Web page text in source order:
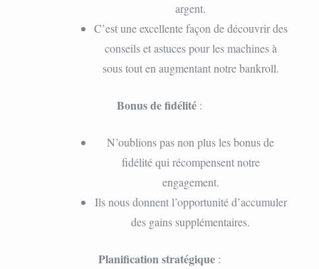
argent.
C’est une excellente façon de découvrir des
conseils et astuces pour les machines à
sous tout en augmentant notre bankroll.
Bonus de fidélité:
N’oublions pas non plus les bonus de
fidélité qui récompensent notre
engagement.
Ils nous donnent l’opportunité d’accumuler
des gains supplémentaires.
Planification stratégique: